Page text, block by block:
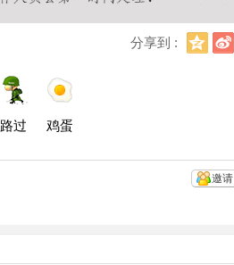
分享到 :
Q
路过 鸡蛋
邀请